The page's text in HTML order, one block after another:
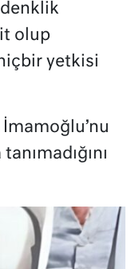
olup
yetkisi